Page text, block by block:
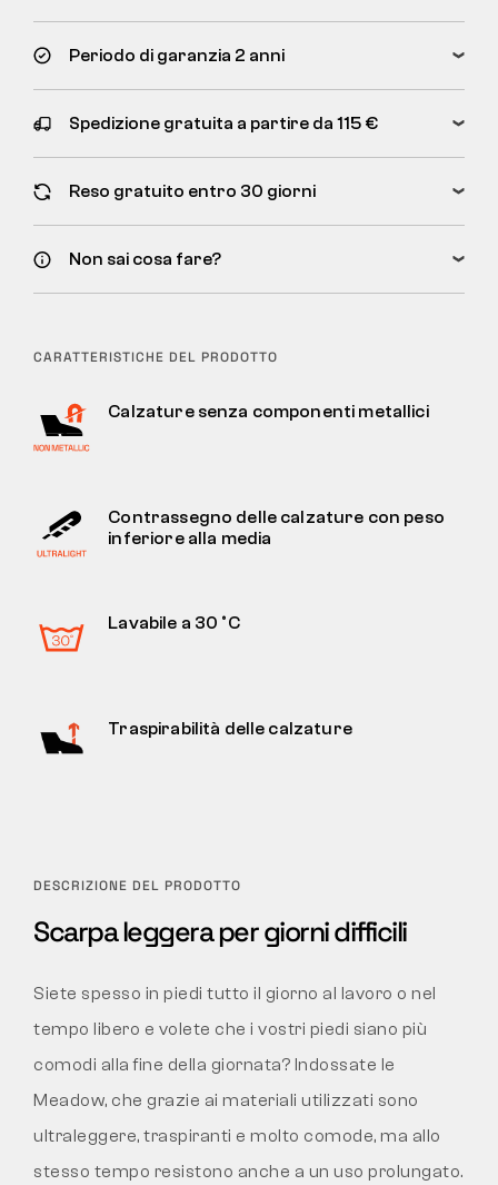
Periodo di garanzia 2 anni
Spedizione gratuita a partire da 115 €
Reso gratuito entro 30 giorni
Non sai cosa fare?
CARATTERISTICHE DEL PRODOTTO
Calzature senza componenti metallici
Contrassegno delle calzature con peso
inferiore alla media
Lavabile a 30 °C
Traspirabilità delle calzature
DESCRIZIONE DEL PRODOTTO
Scarpa leggera per giorni difficili
Siete spesso in piedi tutto il giorno al lavoro o nel
tempo libero e volete che i vostri piedi siano più
comodi alla fine della giornata? Indossate le
Meadow, che grazie ai materiali utilizzati sono
ultraleggere, traspiranti e molto comode, ma allo
stesso tempo resistono anche a un uso prolungato.